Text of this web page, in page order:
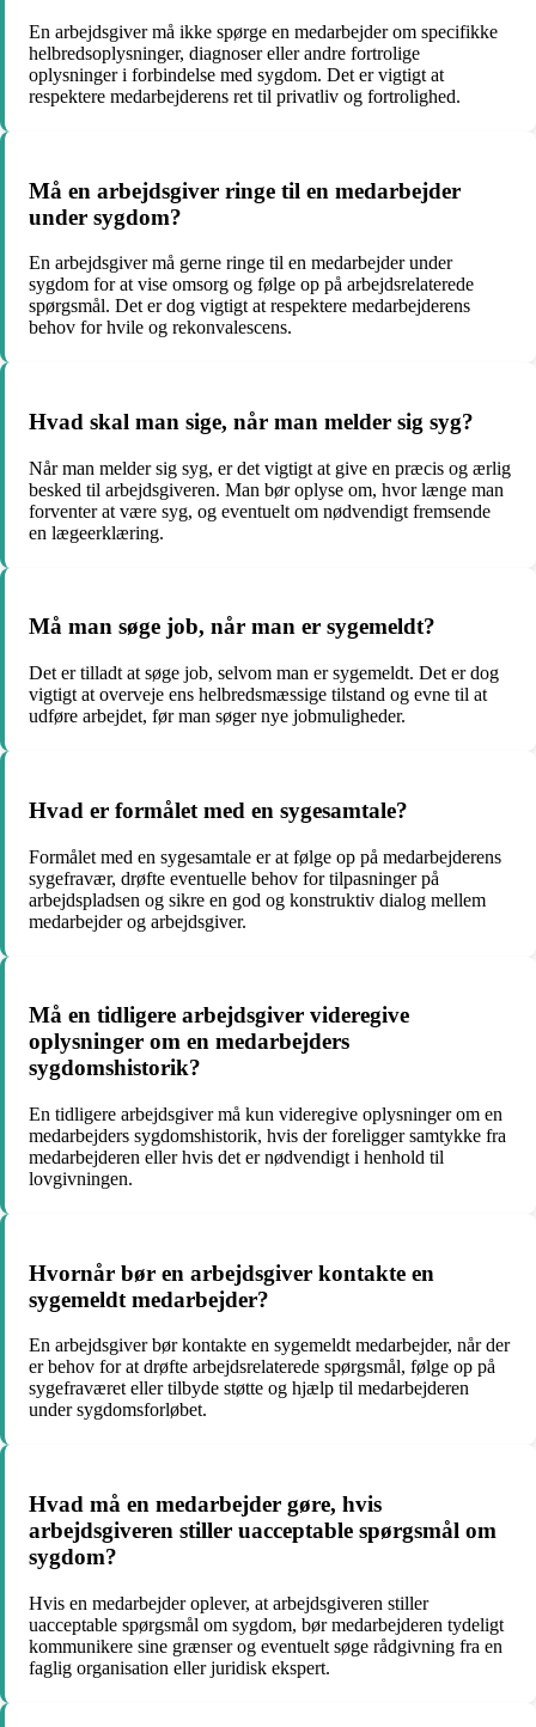
En arbejdsgiver må ikke spørge en medarbejder om specifikke
helbredsoplysninger, diagnoser eller andre fortrolige
oplysninger i forbindelse med sygdom. Det er vigtigt at
respektere medarbejderens ret til privatliv og fortrolighed.
Må en arbejdsgiver ringe til en medarbejder
under sygdom?
En arbejdsgiver må gerne ringe til en medarbejder under
sygdom for at vise omsorg og følge op på arbejdsrelaterede
spørgsmål. Det er dog vigtigt at respektere medarbejderens
behov for hvile og rekonvalescens.
Hvad skal man sige, når man melder sig syg?
Når man melder sig syg, er det vigtigt at give en præcis og ærlig
besked til arbejdsgiveren. Man bør oplyse om, hvor længe man
forventer at være syg, og eventuelt om nødvendigt fremsende
en lægeerklæring.
Må man søge job, når man er sygemeldt?
Det er tilladt at søge job, selvom man er sygemeldt. Det er dog
vigtigt at overveje ens helbredsmæssige tilstand og evne til at
udføre arbejdet, før man søger nye jobmuligheder.
Hvad er formålet med en sygesamtale?
Formålet med en sygesamtale er at følge op på medarbejderens
sygefravær, drøfte eventuelle behov for tilpasninger på
arbejdspladsen og sikre en god og konstruktiv dialog mellem
medarbejder og arbejdsgiver.
Må en tidligere arbejdsgiver videregive
oplysninger om en medarbejders
sygdomshistorik?
En tidligere arbejdsgiver må kun videregive oplysninger om en
medarbejders sygdomshistorik, hvis der foreligger samtykke fra
medarbejderen eller hvis det er nødvendigt i henhold til
lovgivningen.
Hvornår bør en arbejdsgiver kontakte en
sygemeldt medarbejder?
En arbejdsgiver bør kontakte en sygemeldt medarbejder, når der
er behov for at drøfte arbejdsrelaterede spørgsmål, følge op på
sygefraværet eller tilbyde støtte og hjælp til medarbejderen
under sygdomsforløbet.
Hvad må en medarbejder gøre, hvis
arbejdsgiveren stiller uacceptable spørgsmål om
sygdom?
Hvis en medarbejder oplever, at arbejdsgiveren stiller
uacceptable spørgsmål om sygdom, bør medarbejderen tydeligt
kommunikere sine grænser og eventuelt søge rådgivning fra en
faglig organisation eller juridisk ekspert.